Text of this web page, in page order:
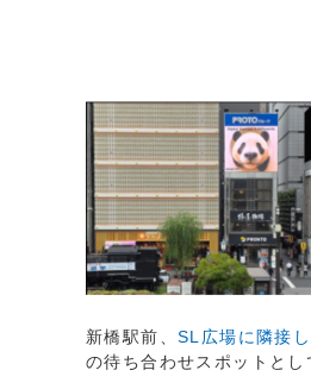
新橋駅前、 SL広場に隣接
の待ち合わせスポットとし